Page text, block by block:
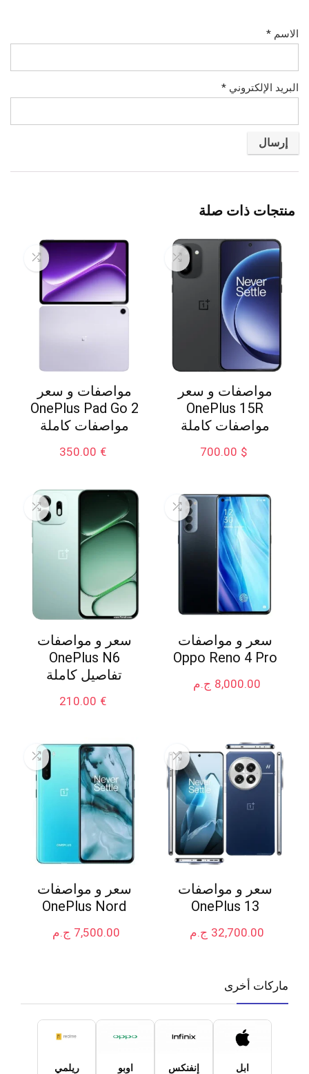
الاسم *
البريد الإلكتروني *
منتجات ذات صلة
مواصفات و سعر
OnePlus 15R
مواصفات كاملة
$
700.00
مواصفات و سعر
OnePlus Pad Go 2
مواصفات كاملة
€
350.00
سعر و مواصفات
Oppo Reno 4 Pro
ج.م 8,000.00
سعر و مواصفات
OnePlus N6
تفاصيل كاملة
€
210.00
سعر و مواصفات
OnePlus 13
ج.م 32,700.00
سعر و مواصفات
OnePlus Nord
ج.م 7,500.00
ماركات أخرى
ابل إنفنكس اوبو ريلمي